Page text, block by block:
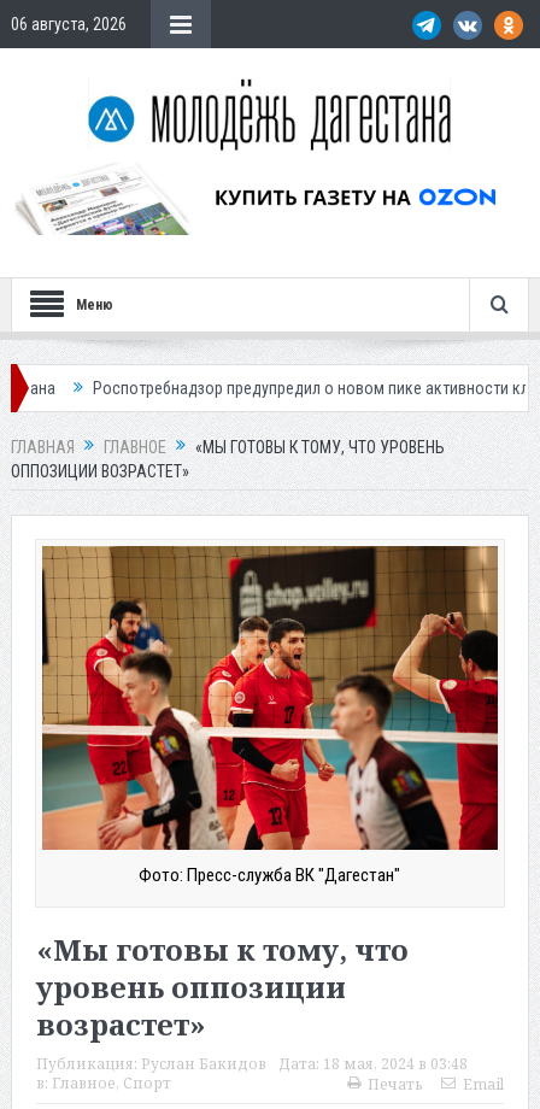
06 августа, 2026
Меню
предупредил о новом пике активности клещей Мэрия
ГЛАВНАЯ ГЛАВНОЕ
«МЫ ГОТОВЫ К ТОМУ, ЧТО УРОВЕНЬ
ОППОЗИЦИИ ВОЗРАСТЕТ»
Фото: Пресс-служба ВК "Дагестан"
«Мы готовы к тому, что
уровень оппозиции
возрастет»
Публикация: Руслан Бакидов Дата: 18 мая, 2024 в 03:48
в: Главное, Спорт Печать Email